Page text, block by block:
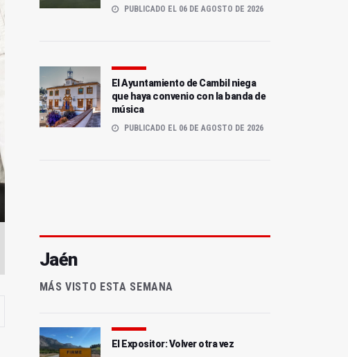
PUBLICADO EL 06 DE AGOSTO DE 2026
El Ayuntamiento de Cambil niega
que haya convenio con la banda de
música
PUBLICADO EL 06 DE AGOSTO DE 2026
Jaén
MÁS VISTO ESTA SEMANA
El Expositor: Volver otra vez